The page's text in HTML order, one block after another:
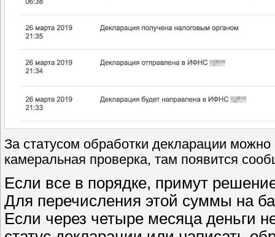
За статусом обработки декларации
камеральная проверка, там появится
Если все в порядке, примут
Для перечисления этой суммы на
Если через четыре месяца деньги